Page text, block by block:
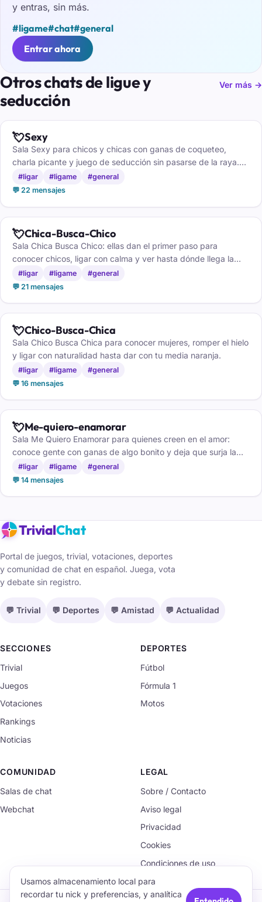
y entras, sin más.
#ligame#chat#general
Entrar ahora
Otros chats de ligue y
seducción
Ver más →
💘Sexy
Sala Sexy para chicos y chicas con ganas de coqueteo,
charla picante y juego de seducción sin pasarse de la raya.
Solo mayores de 18 años.
#ligar #ligame
#general
💬 22 mensajes
💘Chica-Busca-Chico
Sala Chica Busca Chico: ellas dan el primer paso para
conocer chicos, ligar con calma y ver hasta dónde llega la
conexión.
#ligar #ligame
#general
💬 21 mensajes
💘Chico-Busca-Chica
Sala Chico Busca Chica para conocer mujeres, romper el hielo
y ligar con naturalidad hasta dar con tu media naranja.
#ligar #ligame
#general
💬 16 mensajes
💘Me-quiero-enamorar
Sala Me Quiero Enamorar para quienes creen en el amor:
conoce gente con ganas de algo bonito y deja que surja la
chispa.
#ligar #ligame
#general
💬 14 mensajes
TrivialChat
Portal de juegos, trivial, votaciones, deportes
y comunidad de chat en español. Juega, vota
y debate sin registro.
💬 Trivial 💬 Deportes 💬 Amistad 💬 Actualidad
SECCIONES
Trivial
Juegos
Votaciones
Rankings
Noticias
DEPORTES
Fútbol
Fórmula 1
Motos
COMUNIDAD
Salas de chat
Webchat
LEGAL
Sobre / Contacto
Aviso legal
Privacidad
Cookies
Condiciones de uso
Usamos almacenamiento local para
recordar tu nick y preferencias, y analítica